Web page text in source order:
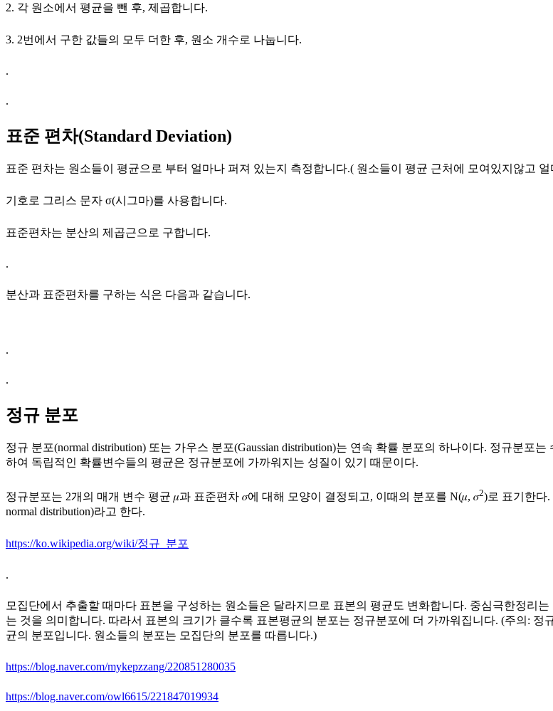
2. 각 원소에서 평균을 뺀 후, 제곱합니다.
3. 2번에서 구한 값들의 모두 더한 후, 원소 개수로 나눕니다.
.
.
표준 편차(Standard Deviation)
표준 편차는 원소들이 평균으로 부터 얼마나 퍼져 있는지 측정합니다.( 원소들이 평균 근처에 모여있지않고
기호로 그리스 문자 σ(시그마)를 사용합니다.
표준편차는 분산의 제곱근으로 구합니다.
.
분산과 표준편차를 구하는 식은 다음과 같습니다.
.
.
정규 분포
정규 분포(normal distribution) 또는 가우스 분포(Gaussian distribution)는 연속 확률 분포의 하나이다. 정규분
하여 독립적인 확률변수들의 평균은 정규분포에 가까워지는 성질이 있기 때문이다.
정규분포는 2개의 매개 변수 평균 𝜇과 표준편차 𝜎에 대해 모양이 결정되고, 이때의 분포를 N(𝜇, 𝜎2)로 표기한다.
normal distribution)라고 한다.
https://ko.wikipedia.org/wiki/정규_분포
.
모집단에서 추출할 때마다 표본을 구성하는 원소들은 달라지므로 표본의 평균도 변화합니다. 중심극한정리
는 것을 의미합니다. 따라서 표본의 크기가 클수록 표본평균의 분포는 정규분포에 더 가까워집니다. (주의:
균의 분포입니다. 원소들의 분포는 모집단의 분포를 따릅니다.)
https://blog.naver.com/mykepzzang/220851280035
https://blog.naver.com/owl6615/221847019934